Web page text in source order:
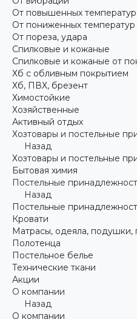
От повышенных температур
От пониженных температур
От пореза, удара
Спилковые и кожаные
Спилковые и кожаные от
Хб с обливным покрытием
Хб, ПВХ, брезент
Химостойкие
Хозяйственные
Активный отдых
Хозтовары и постельные
Назад
Хозтовары и постельные
Бытовая химия
Постельные
Назад
Постельные
Кровати
Матрасы, одеяла, подушки,
Полотенца
Постельное белье
Технические ткани
Акции
О компании
Назад
О компании